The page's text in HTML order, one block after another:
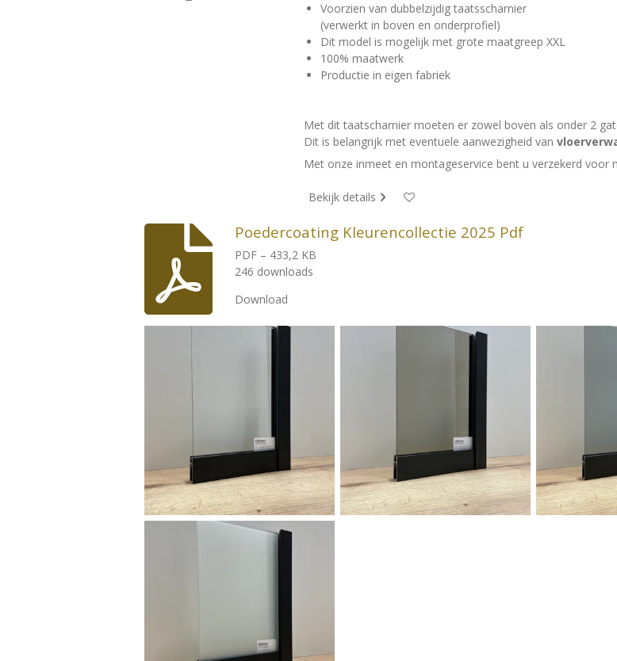
Voorzien van dubbelzijdig taatsscharnier
(verwerkt in boven en onderprofiel)
Dit model is mogelijk met grote maatgreep XXL
100% maatwerk
Productie in eigen fabriek
Met dit taatscharnier moeten er zowel boven als onder 2
Dit is belangrijk met eventuele aanwezigheid van
Met onze inmeet en montageservice bent u verzekerd voor
Bekijk details
Poedercoating Kleurencollectie 2025 Pdf
PDF – 433,2 KB
246 downloads
Download